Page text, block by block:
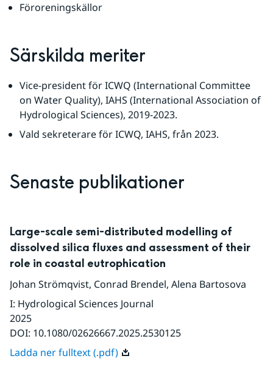
Föroreningskällor
Särskilda meriter
Vice-president för ICWQ (International Committee
on Water Quality), IAHS (International Association of
Hydrological Sciences), 2019-2023.
Vald sekreterare för ICWQ, IAHS, från 2023.
Senaste publikationer
Large-scale semi-distributed modelling of
dissolved silica fluxes and assessment of their
role in coastal eutrophication
Johan Strömqvist, Conrad Brendel, Alena Bartosova
I: Hydrological Sciences Journal
2025
DOI: 10.1080/02626667.2025.2530125
Ladda ner fulltext (.pdf)